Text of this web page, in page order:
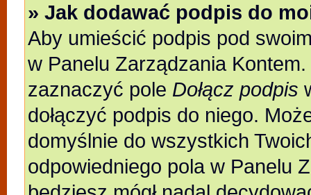
» Jak dodawać podpis do
Aby umieścić podpis pod
w Panelu Zarządzania
zaznaczyć pole Dołącz podpis
dołączyć podpis do niego.
domyślnie do wszystkich
odpowiedniego pola w Panelu